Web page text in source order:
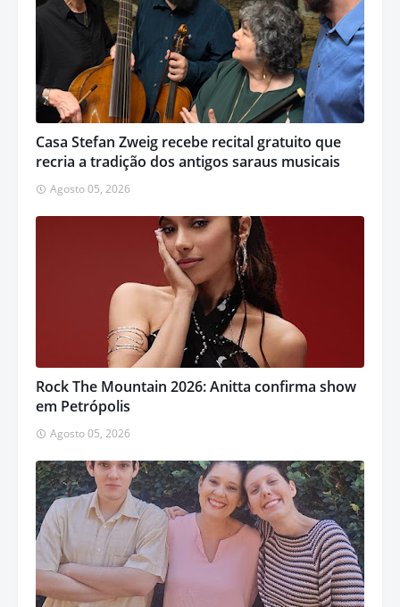
Casa Stefan Zweig recebe recital gratuito que
recria a tradição dos antigos saraus musicais
Agosto 05, 2026
Rock The Mountain 2026: Anitta confirma show
em Petrópolis
Agosto 05, 2026